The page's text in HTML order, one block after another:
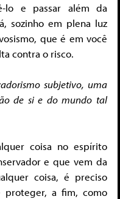
lo e passar além da
sozinho em plena luz
que é em você
contra o risco.
subjetivo, uma
de si e do mundo tal
coisa no espírito
e que vem da
coisa, é preciso
proteger, a fim, como